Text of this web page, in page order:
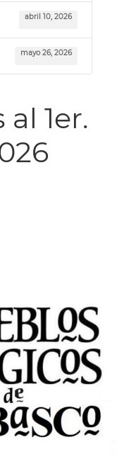
abril 10, 2026
mayo 26, 2026
1er.